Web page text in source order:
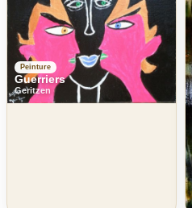
Peinture
Guerriers
Geritzen